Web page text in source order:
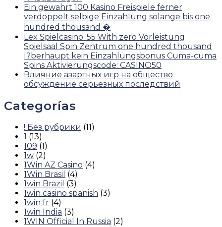
Ein gewahrt 100 Kasino Freispiele ferner
verdoppelt selbige Einzahlung solange bis one
hundred thousand �
Lex Spielcasino: 55 With zero Vorleistung
Spielsaal Spin Zentrum one hundred thousand
I?berhaupt kein Einzahlungsbonus Cuma-cuma
Spins Aktivierungscode: CASINO50
Влияние азартных игр на общество
обсуждение серьезных последствий
Categorías
! Без рубрики (11)
1 (13)
109 (1)
1w (2)
1Win AZ Casino (4)
1Win Brasil (4)
1win Brazil (3)
1win casino spanish (3)
1win fr (4)
1win India (3)
1WIN Official In Russia (2)